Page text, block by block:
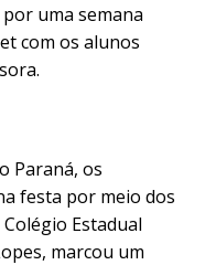
uma semana
com os alunos
Paraná, os
festa por meio dos
Estadual
marcou um